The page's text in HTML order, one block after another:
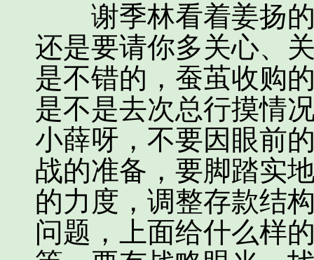
谢季林看着姜扬的
还是要请你多关心、
是不错的，蚕茧收购
是不是去次总行摸情
小薛呀，不要因眼前
战的准备，要脚踏实
的力度，调整存款结
问题，上面给什么样